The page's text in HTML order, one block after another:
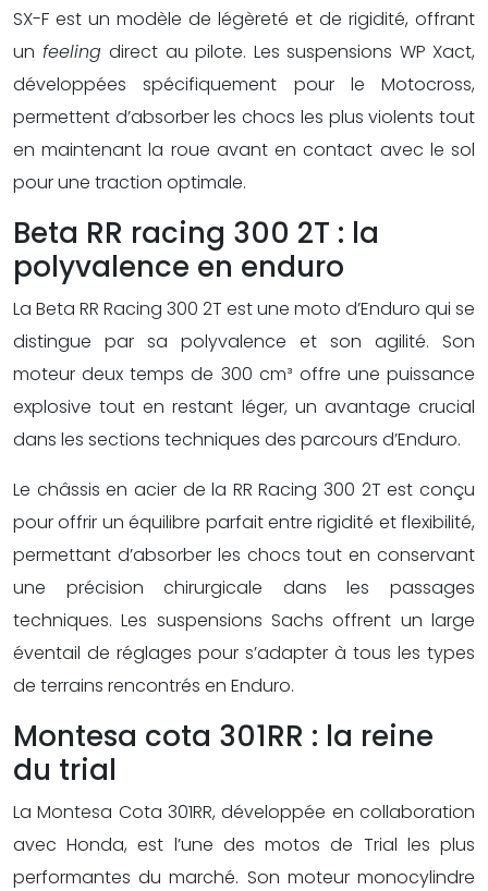
SX-F est un modèle de légèreté et de rigidité, offrant
un feeling direct au pilote. Les suspensions WP Xact,
développées spécifiquement pour le Motocross,
permettent d’absorber les chocs les plus violents tout
en maintenant la roue avant en contact avec le sol
pour une traction optimale.
Beta RR racing 300 2T : la
polyvalence en enduro
La Beta RR Racing 300 2T est une moto d’Enduro qui se
distingue par sa polyvalence et son agilité. Son
moteur deux temps de 300 cm³ offre une puissance
explosive tout en restant léger, un avantage crucial
dans les sections techniques des parcours d’Enduro.
Le châssis en acier de la RR Racing 300 2T est conçu
pour offrir un équilibre parfait entre rigidité et flexibilité,
permettant d’absorber les chocs tout en conservant
une précision chirurgicale dans les passages
techniques. Les suspensions Sachs offrent un large
éventail de réglages pour s’adapter à tous les types
de terrains rencontrés en Enduro.
Montesa cota 301RR : la reine
du trial
La Montesa Cota 301RR, développée en collaboration
avec Honda, est l’une des motos de Trial les plus
performantes du marché. Son moteur monocylindre